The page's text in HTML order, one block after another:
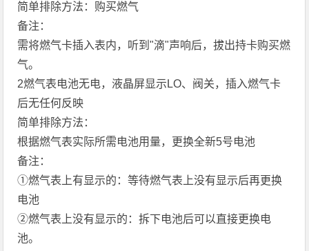
简单排除方法：购买燃气
备注：
需将燃气卡插入表内，听到"滴"声响后，拔出持卡购买燃
气。
2燃气表电池无电，液晶屏显示LO、阀关，插入燃气卡
后无任何反映
简单排除方法：
根据燃气表实际所需电池用量，更换全新5号电池
备注：
①燃气表上有显示的：等待燃气表上没有显示后再更换
电池
②燃气表上没有显示的：拆下电池后可以直接更换电
池。